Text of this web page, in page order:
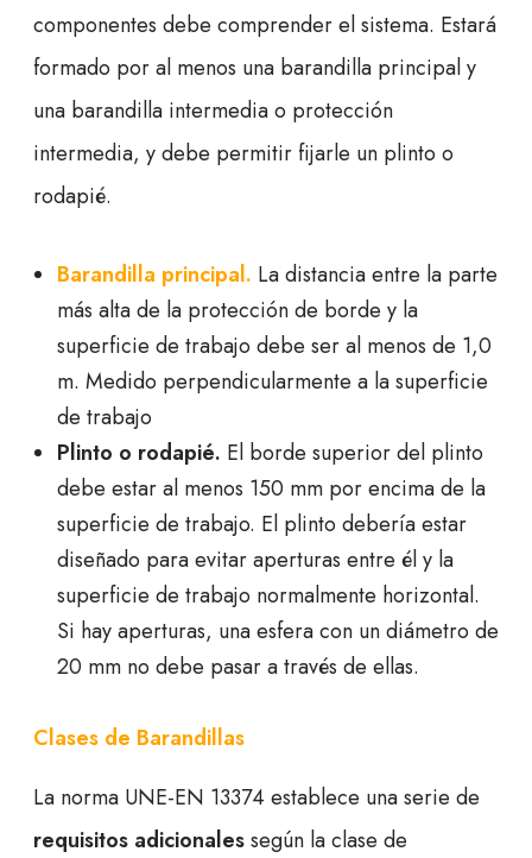
componentes debe comprender el sistema. Estará
formado por al menos una barandilla principal y
una barandilla intermedia o protección
intermedia, y debe permitir fijarle un plinto o
rodapié.
Barandilla principal. La distancia entre la parte
más alta de la protección de borde y la
superficie de trabajo debe ser al menos de 1,0
m. Medido perpendicularmente a la superficie
de trabajo
Plinto o rodapié. El borde superior del plinto
debe estar al menos 150 mm por encima de la
superficie de trabajo. El plinto debería estar
diseñado para evitar aperturas entre él y la
superficie de trabajo normalmente horizontal.
Si hay aperturas, una esfera con un diámetro de
20 mm no debe pasar a través de ellas.
Clases de Barandillas
La norma UNE-EN 13374 establece una serie de
requisitos adicionalessegún la clase de